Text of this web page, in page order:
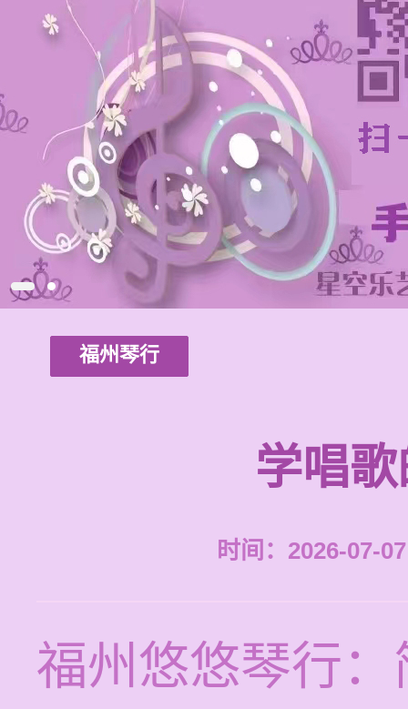
福州琴行
学唱
时间：2026-07-
福州悠悠琴行